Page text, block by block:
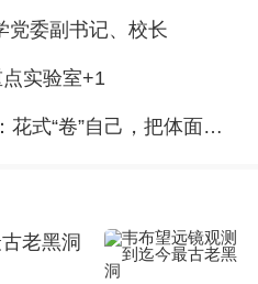
施》、《降低供水漏损》
教育事业，教书育人是他
作。赵洪宾教授终身耕耘
博士生30余位，硕士生和
本科生，深受同学们的拥
党委副书记、校长
点实验室+1
85后教授定义新导师：花式“卷”自己，把体面还给学生
老黑洞